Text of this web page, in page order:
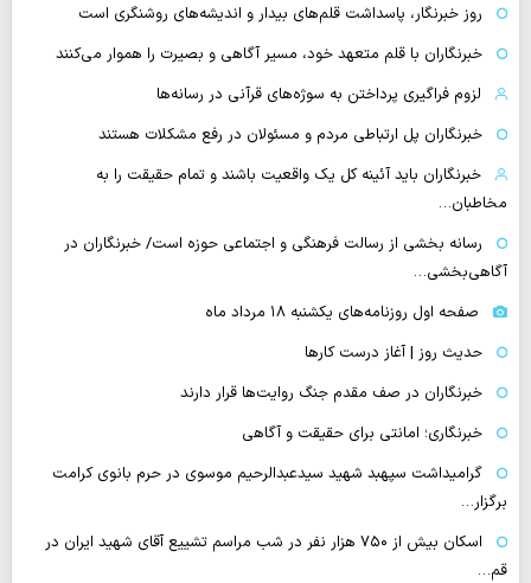
روز خبرنگار، پاسداشت قلم‌های بیدار و اندیشه‌های روشنگری است
خبرنگاران با قلم متعهد خود، مسیر آگاهی و بصیرت را هموار می‌کنند
لزوم فراگیری پرداختن به سوژه‌های قرآنی در رسانه‌ها
خبرنگاران پل ارتباطی مردم و مسئولان در رفع مشکلات هستند
خبرنگاران باید آئینه کل یک واقعیت باشند و تمام حقیقت را به
مخاطبان…
رسانه بخشی از رسالت فرهنگی و اجتماعی حوزه است/ خبرنگاران در
آگاهی‌بخشی…
صفحه اول روزنامه‌های یکشنبه ۱۸ مرداد ماه
حدیث روز | آغاز درست کارها
خبرنگاران در صف مقدم جنگ روایت‌ها قرار دارند
خبرنگاری؛ امانتی برای حقیقت و آگاهی
گرامیداشت سپهبد شهید سیدعبدالرحیم موسوی در حرم بانوی کرامت
برگزار…
اسکان بیش از ۷۵۰ هزار نفر در شب مراسم تشییع آقای شهید ایران در
قم…